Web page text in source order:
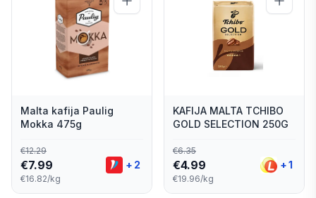
Malta kafija Paulig
Mokka 475g
€12.29
€7.99
€16.82/kg
+ 2
KAFIJA MALTA TCHIBO
GOLD SELECTION 250G
€6.35
€4.99
€19.96/kg
+1